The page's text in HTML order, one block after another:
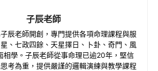
子辰老師
辰老師開創，專門提供各項命理課程與服
、七政四餘、天星擇日、卜卦、奇門、風
相學。子辰老師從事命理已逾20年，堅信
考為重，提供嚴謹的邏輯演練與教學課程